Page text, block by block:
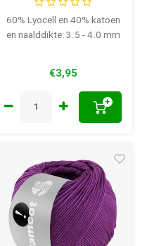
60% Lyocell en 40% katoen
en naalddikte: 3.5 - 4.0 mm
€3,95
+